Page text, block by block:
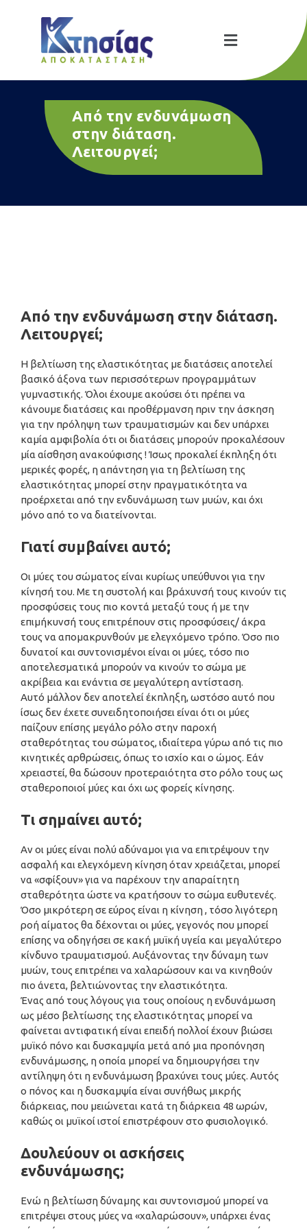
Από την ενδυνάμωση
στην διάταση.
Λειτουργεί;
Από την ενδυνάμωση στην διάταση.
Λειτουργεί;
Η βελτίωση της ελαστικότητας με διατάσεις αποτελεί
βασικό άξονα των περισσότερων προγραμμάτων
γυμναστικής. Όλοι έχουμε ακούσει ότι πρέπει να
κάνουμε διατάσεις και προθέρμανση πριν την άσκηση
για την πρόληψη των τραυματισμών και δεν υπάρχει
καμία αμφιβολία ότι οι διατάσεις μπορούν προκαλέσουν
μία αίσθηση ανακούφισης ! Ίσως προκαλεί έκπληξη ότι
μερικές φορές, η απάντηση για τη βελτίωση της
ελαστικότητας μπορεί στην πραγματικότητα να
προέρχεται από την ενδυνάμωση των μυών, και όχι
μόνο από το να διατείνονται.
Γιατί συμβαίνει αυτό;
Οι μύες του σώματος είναι κυρίως υπεύθυνοι για την
κίνησή του. Με τη συστολή και βράχυνσή τους κινούν τις
προσφύσεις τους πιο κοντά μεταξύ τους ή με την
επιμήκυνσή τους επιτρέπουν στις προσφύσεις/ άκρα
τους να απομακρυνθούν με ελεγχόμενο τρόπο. Όσο πιο
δυνατοί και συντονισμένοι είναι οι μύες, τόσο πιο
αποτελεσματικά μπορούν να κινούν το σώμα με
ακρίβεια και ενάντια σε μεγαλύτερη αντίσταση.
Αυτό μάλλον δεν αποτελεί έκπληξη, ωστόσο αυτό που
ίσως δεν έχετε συνειδητοποιήσει είναι ότι οι μύες
παίζουν επίσης μεγάλο ρόλο στην παροχή
σταθερότητας του σώματος, ιδιαίτερα γύρω από τις πιο
κινητικές αρθρώσεις, όπως το ισχίο και ο ώμος. Εάν
χρειαστεί, θα δώσουν προτεραιότητα στο ρόλο τους ως
σταθεροποιοί μύες και όχι ως φορείς κίνησης.
Τι σημαίνει αυτό;
Αν οι μύες είναι πολύ αδύναμοι για να επιτρέψουν την
ασφαλή και ελεγχόμενη κίνηση όταν χρειάζεται, μπορεί
να «σφίξουν» για να παρέχουν την απαραίτητη
σταθερότητα ώστε να κρατήσουν το σώμα ευθυτενές.
Όσο μικρότερη σε εύρος είναι η κίνηση , τόσο λιγότερη
ροή αίματος θα δέχονται οι μύες, γεγονός που μπορεί
επίσης να οδηγήσει σε κακή μυϊκή υγεία και μεγαλύτερο
κίνδυνο τραυματισμού. Αυξάνοντας την δύναμη των
μυών, τους επιτρέπει να χαλαρώσουν και να κινηθούν
πιο άνετα, βελτιώνοντας την ελαστικότητα.
Ένας από τους λόγους για τους οποίους η ενδυνάμωση
ως μέσο βελτίωσης της ελαστικότητας μπορεί να
φαίνεται αντιφατική είναι επειδή πολλοί έχουν βιώσει
μυϊκό πόνο και δυσκαμψία μετά από μια προπόνηση
ενδυνάμωσης, η οποία μπορεί να δημιουργήσει την
αντίληψη ότι η ενδυνάμωση βραχύνει τους μύες. Αυτός
ο πόνος και η δυσκαμψία είναι συνήθως μικρής
διάρκειας, που μειώνεται κατά τη διάρκεια 48 ωρών,
καθώς οι μυϊκοί ιστοί επιστρέφουν στο φυσιολογικό.
Δουλεύουν οι ασκήσεις
ενδυνάμωσης;
Ενώ η βελτίωση δύναμης και συντονισμού μπορεί να
επιτρέψει στους μύες να «χαλαρώσουν», υπάρχει ένας